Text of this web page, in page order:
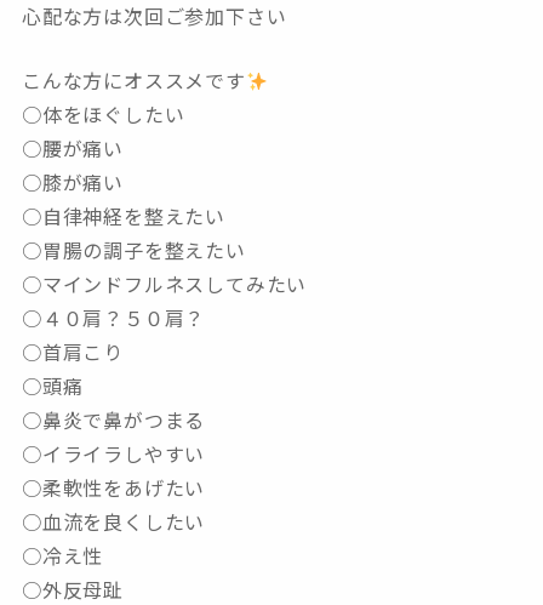
心配な方は次回ご参加下さい
こんな方にオススメです
○体をほぐしたい
○腰が痛い
○膝が痛い
○自律神経を整えたい
○胃腸の調子を整えたい
○マインドフルネスしてみたい
○４０肩？５０肩？
○首肩こり
○頭痛
○鼻炎で鼻がつまる
○イライラしやすい
○柔軟性をあげたい
○血流を良くしたい
○冷え性
○外反母趾